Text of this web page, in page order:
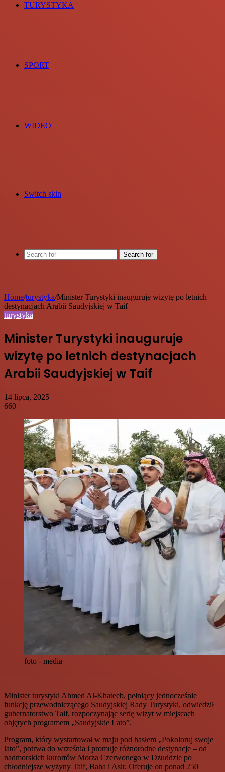
TURYSTYKA
SPORT
WIDEO
Switch skin
Search for
Home/turystyka/Minister Turystyki inauguruje wizytę po letnich
destynacjach Arabii Saudyjskiej w Taif
turystyka
Minister Turystyki inauguruje
wizytę po letnich destynacjach
Arabii Saudyjskiej w Taif
14 lipca, 2025
660
foto - media
Minister turystyki Ahmed Al-Khateeb, pełniący jednocześnie
funkcję przewodniczącego Saudyjskiej Rady Turystyki, odwiedził
gubernatorstwo Taif, rozpoczynając serię wizyt w miejscach
objętych programem „Saudyjskie Lato”.
Program, który wystartował w maju pod hasłem „Pokoloruj swoje
lato”, potrwa do września i promuje różnorodne destynacje – od
nadmorskich kurortów Morza Czerwonego w Dżuddzie po
chłodniejsze wyżyny Taif, Baha i Asir. Oferuje on ponad 250